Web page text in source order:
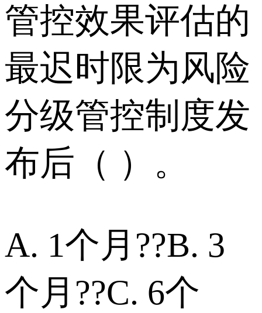
管控效果评估的
最迟时限为风险
分级管控制度发
布后（ ）。
A. 1个月??B. 3
个月??C. 6个